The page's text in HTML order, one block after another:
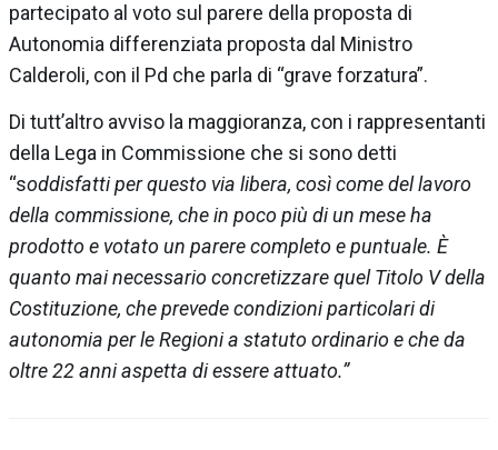
partecipato al voto sul parere della proposta di
Autonomia differenziata proposta dal Ministro
Calderoli, con il Pd che parla di “grave forzatura”.
Di tutt’altro avviso la maggioranza, con i rappresentanti
della Lega in Commissione che si sono detti
“soddisfatti per questo via libera, così come del lavoro
della commissione, che in poco più di un mese ha
prodotto e votato un parere completo e puntuale. È
quanto mai necessario concretizzare quel Titolo V della
Costituzione, che prevede condizioni particolari di
autonomia per le Regioni a statuto ordinario e che da
oltre 22 anni aspetta di essere attuato.”